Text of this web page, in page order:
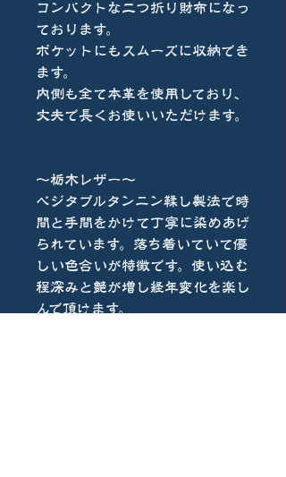
コンパクトな二つ折り財布になっ
ております。
ポケットにもスムーズに収納でき
ます。
内側も全て本革を使用しており、
丈夫で長くお使いいただけます。
〜栃木レザー〜
ベジタブルタンニン鞣し製法で時
間と手間をかけて丁寧に染めあげ
られています。落ち着いていて優
しい色合いが特徴です。使い込む
程深みと艶が増し経年変化を楽し
んで頂けます。